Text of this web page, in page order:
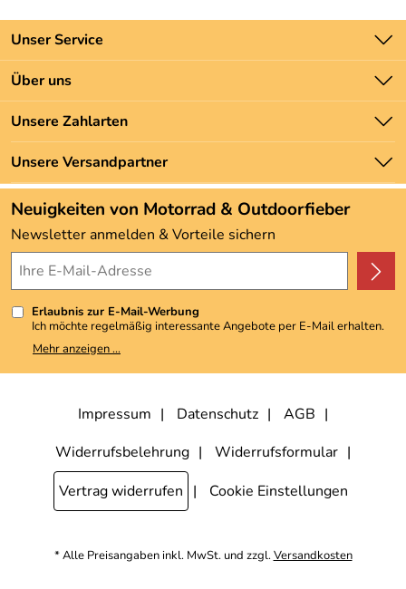
Unser Service
Kontakt
Batteriegesetz
Newsletter
Zahlung und Versand
Über uns
Unsere Bestseller
Marken
Neu
Angebote
Kundenbewertungen (3.492)
4,9/5*****
Unsere Zahlarten
Unsere Versandpartner
Neuigkeiten von Motorrad & Outdoorfieber
Newsletter anmelden & Vorteile sichern
Erlaubnis zur E-Mail-Werbung
Ich möchte regelmäßig interessante Angebote per E-Mail erhalten.
Meine E-Mail-Adresse wird nicht an andere Unternehmen
weitergegeben. Zu statistischen Zwecken wird in anonymer Form
kann ich jederzeit mit Wirkung für die Zukunft widerrufen, indem ich
den Link "Abmelden" am Ende des Newsletters anklicke. Die
Mehr anzeigen ...
Impressum Datenschutz
AGB
Widerrufsbelehrung
Widerrufsformular
Vertrag widerrufen
Cookie Einstellungen
* Alle Preisangaben inkl. MwSt. und zzgl.Versandkosten